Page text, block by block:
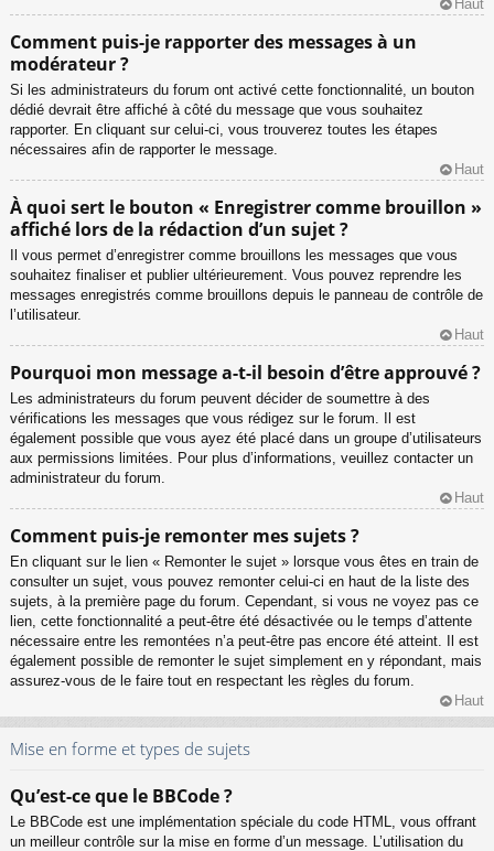
Haut
Comment puis-je rapporter des messages à un
modérateur ?
Si les administrateurs du forum ont activé cette fonctionnalité, un bouton
dédié devrait être affiché à côté du message que vous souhaitez
rapporter. En cliquant sur celui-ci, vous trouverez toutes les étapes
nécessaires afin de rapporter le message.
Haut
À quoi sert le bouton « Enregistrer comme brouillon »
affiché lors de la rédaction d’un sujet ?
Il vous permet d’enregistrer comme brouillons les messages que vous
souhaitez finaliser et publier ultérieurement. Vous pouvez reprendre les
messages enregistrés comme brouillons depuis le panneau de contrôle de
l’utilisateur.
Haut
Pourquoi mon message a-t-il besoin d’être approuvé ?
Les administrateurs du forum peuvent décider de soumettre à des
vérifications les messages que vous rédigez sur le forum. Il est
également possible que vous ayez été placé dans un groupe d’utilisateurs
aux permissions limitées. Pour plus d’informations, veuillez contacter un
administrateur du forum.
Haut
Comment puis-je remonter mes sujets ?
En cliquant sur le lien « Remonter le sujet » lorsque vous êtes en train de
consulter un sujet, vous pouvez remonter celui-ci en haut de la liste des
sujets, à la première page du forum. Cependant, si vous ne voyez pas ce
lien, cette fonctionnalité a peut-être été désactivée ou le temps d’attente
nécessaire entre les remontées n’a peut-être pas encore été atteint. Il est
également possible de remonter le sujet simplement en y répondant, mais
assurez-vous de le faire tout en respectant les règles du forum.
Haut
Mise en forme et types de sujets
Qu’est-ce que le BBCode ?
Le BBCode est une implémentation spéciale du code HTML, vous offrant
un meilleur contrôle sur la mise en forme d’un message. L’utilisation du